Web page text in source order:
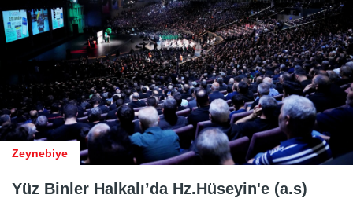
Zeynebiye
Yüz Binler Halkalı’da Hz.Hüseyin'e (a.s)